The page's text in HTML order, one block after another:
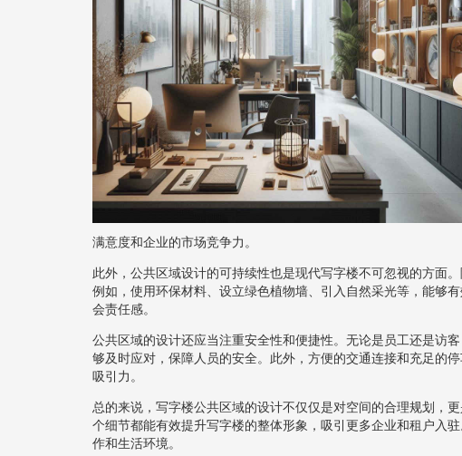
满意度和企业的市场竞争力。
此外，公共区域设计的可持续性也是现代写字楼不可忽视的方面
例如，使用环保材料、设立绿色植物墙、引入自然采光等，能够
会责任感。
公共区域的设计还应当注重安全性和便捷性。无论是员工还是访
够及时应对，保障人员的安全。此外，方便的交通连接和充足的
吸引力。
总的来说，写字楼公共区域的设计不仅仅是对空间的合理规划，
个细节都能有效提升写字楼的整体形象，吸引更多企业和租户入
作和生活环境。